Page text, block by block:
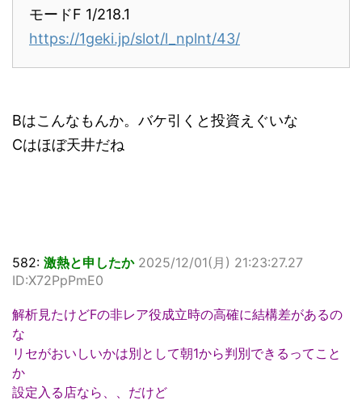
モードF 1/218.1
https://1geki.jp/slot/l_nplnt/43/
Bはこんなもんか。バケ引くと投資えぐいな
Cはほぼ天井だね
582: 激熱と申したか 2025/12/01(月) 21:23:27.27
ID:X72PpPmE0
解析見たけどFの非レア役成立時の高確に結構差があるの
な
リセがおいしいかは別として朝1から判別できるってこと
か
設定入る店なら、、だけど